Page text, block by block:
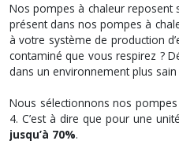
Nos pompes à chaleur reposent
présent dans nos pompes à
à votre système de production
contaminé que vous respirez ?
dans un environnement plus
Nous sélectionnons nos
4. C’est à dire que pour une
jusqu’à 70%.